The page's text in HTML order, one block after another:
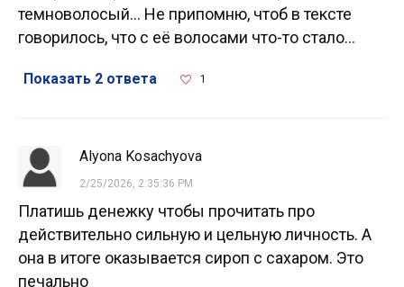
темноволосый... Не припомню, чтоб в тексте
говорилось, что с её волосами что-то стало...
Показать 2 ответа 1
Alyona Kosachyova
2/25/2026, 2:35:36 PM
Платишь денежку чтобы прочитать про
действительно сильную и цельную личность. А
она в итоге оказывается сироп с сахаром. Это
печально